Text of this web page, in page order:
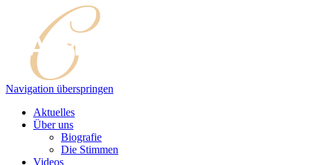
Navigation überspringen
Aktuelles
Über uns
Biografie
Die Stimmen
Videos